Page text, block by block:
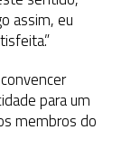
assim, eu
para um
membros do